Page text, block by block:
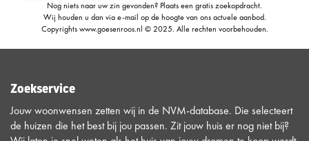
Nog niets naar uw zin gevonden? Plaats een gratis zoekopdracht.
Wij houden u dan via e-mail op de hoogte van ons actuele aanbod.
Copyrightswww.goesenroos.nl © 2025. Alle rechten voorbehouden.
Zoekservice
Jouw woonwensen zetten wij in de NVM-database. Die selecteert
de huizen die het best bij jou passen. Zit jouw huis er nog niet bij?